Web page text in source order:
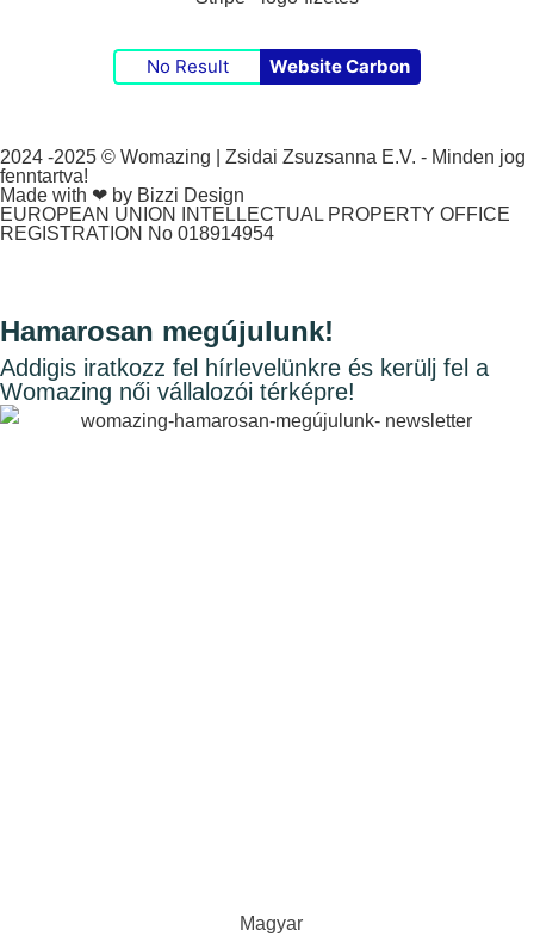
No Result Website Carbon
2024 -2025 © Womazing | Zsidai Zsuzsanna E.V. - Minden jog
fenntartva!
Made with ❤ by Bizzi Design
EUROPEAN UNION INTELLECTUAL PROPERTY OFFICE
REGISTRATION No 018914954
Hamarosan megújulunk!
Addigis iratkozz fel hírlevelünkre és kerülj fel a
Womazing női vállalozói térképre!
Magyar